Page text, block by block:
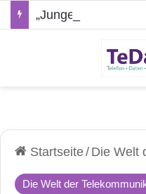
Startseite/ Die Welt
Die Welt der